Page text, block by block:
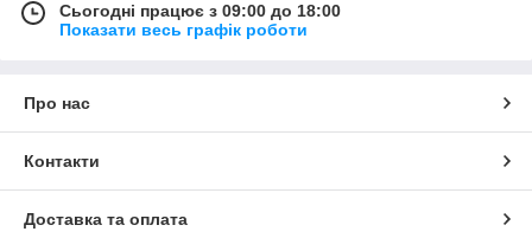
Сьогодні працює з 09:00 до 18:00
Показати весь графік роботи
Про нас
Контакти
Доставка та оплата